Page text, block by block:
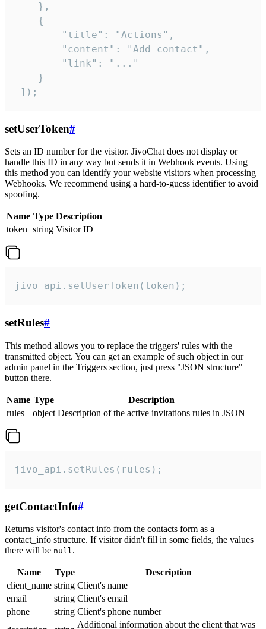
    },
    {
        "title": "Actions",
        "content": "Add contact",
        "link": "..."
    }
]);
setUserToken#
Sets an ID number for the visitor. JivoChat does not display or
handle this ID in any way but sends it in Webhook events. Using
this method you can identify your website visitors when processing
Webhooks. We recommend using a hard-to-guess identifier to avoid
spoofing.
Name Type Description
token string Visitor ID
jivo_api.setUserToken(token);
setRules#
This method allows you to replace the triggers' rules with the
transmitted object. You can get an example of such object in our
admin panel in the Triggers section, just press "JSON structure"
button there.
Name Type
Description
rules
object Description of the active invitations rules in JSON
jivo_api.setRules(rules);
getContactInfo#
Returns visitor's contact info from the contacts form as a
contact_info structure. If visitor didn't fill in some fields, the values
there will be null.
Name Type
Description
client_name string Client's name
email
string Client's email
phone
string Client's phone number
Additional information about the client that was